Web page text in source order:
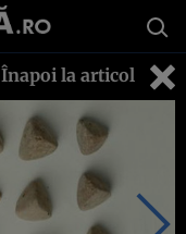
Înapoi la articol